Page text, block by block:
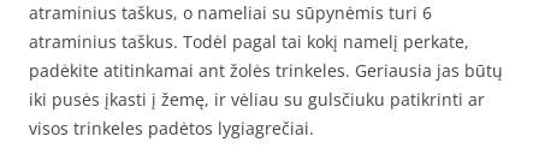
atraminius taškus, o nameliai su sūpynėmis turi 6
atraminius taškus. Todėl pagal tai kokį namelį perkate,
padėkite atitinkamai ant žolės trinkeles. Geriausia jas būtų
iki pusės įkasti į žemę, ir vėliau su gulsčiuku patikrinti ar
visos trinkeles padėtos lygiagrečiai.